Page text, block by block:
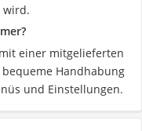
wird.
einer mitgelieferten
Handhabung
und Einstellungen.